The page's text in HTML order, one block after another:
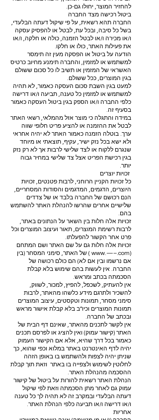
להחזיר המוצר, יחולו גם-כן.
ביטול רכישה מצד החברה
החברה תהא רשאית, על פי שיקול דעתה הבלעדי,
בשל כל סיבה, ובכל עת, לבטל או להפסיק עסקה
ו/או מכירה ו/או לבטל הזמנה, כולה או חלקה, ו/או
את פעילות האתר, כולו או חלקו.
הודעה על ביטול או הפסקה מעין זה תימסר
למשתמש או למזמין, והחברה תימנע מחיוב כרטיס
האשראי של המזמין או תשיב לו כל סכום ששולם
בגין המוצרים, ככל ששולם.
למעט בגין השבת סכום העסקה כאמור, לא תהיה
למשתמש או למזמין כל טענה, תביעה ו/או דרישה
כלפי החברה ו/או הספק בגין ביטול העסקה כאמור
בסעיף זה.
במידה והתגלה כי מוצר אזל מהמלאי, רשאי האתר
לבטל את ההזמנה או להציע פריט חלופי שווה
ערך. בוטלה הזמנה כאמור האתר לא יהיה אחראי
ולא ישא בכל נזק ישיר, עקיף, תוצאתי או מיוחד
שנגרם ללקוח או לצד שלישי לרבות אך לא רק נזק
בגין רכישת הפריט אצל צד שלישי במחיר גבוה
יותר.
זכויות יוצרים
כל זכויות הקניין הרוחני, לרבות פטנטים, זכויות
היוצרים, הדגמים, המדגמים והסודות המסחריים,
הנם רכושם של החברה בלבד או של צדדים
שלישיים אחרים שהרשו להנהלת האתר להשתמש
בהם.
זכויות אלה חלות בין השאר על הנתונים באתר,
לרבות רשימת המוצרים, תאור ועיצוב המוצרים וכל
פרט אחר הקשור להפעלתו.
זכויות אלה חלות גם על שם האתר ושם המתחם
(www.—–.com ) של האתר, סימני המסחר (בין
אם נרשמו ובין אם לא) הם כולם רכושה של
החברה. אין לעשות בהם שימוש בלא קבלת
הסכמתה בכתב ומראש.
אין להעתיק, לשכפל, להפיץ, למכור, לשווק,
להשכיר ולתרגם מידע כלשהו מהאתר, לרבות
סימני מסחר, תמונות וטקסטים, עיצוב המוצרים
תמונות המוצרים וכיו”ב בלא קבלת אישור מראש
ובכתב של החברה.
אין לקשר לתכנים מהאתר, שאינם דף הבית של
האתר (קישור עמוק) ואין להציג או לפרסם תכנים
כאמור בכל דרך שהיא, אלא אם הקישור העמוק
יהיה לדף האינטרנט באתר במלוא וכפי שהוא, כך
שניתן יהיה לצפות ולהשתמש בו באופן הזהה
לחלוטין לשימוש ולצפייה בו באתר וזאת תוך קבלת
ההסכמה מהנהלת האתר.
הנהלת האתר רשאית להורות על ביטול של קישור
עמוק גם לאחר מתן הסכמתה וזאת לפי שיקול
דעתה הבלעדי ובמקרב זה לא תהיה לך כל טענה
ו/או דרישה ו/או תביעה כלפי הנהלת האתר.
אחריות